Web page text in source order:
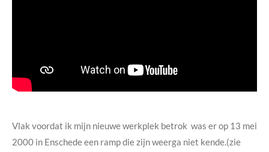
Vlak voordat ik mijn nieuwe werkplek betrok was er op 13 mei
2000 in Enschede een ramp die zijn weerga niet kende.(zie